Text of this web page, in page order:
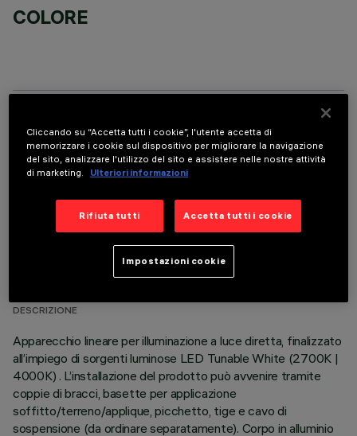
COLORE
COMPONENTI OPZIONALI
DATI TECNICI
DESCRIZIONE
Apparecchio lineare per illuminazione a luce diretta, finalizzato
all’impiego di sorgenti luminose LED Tunable White (2700K |
4000K) . L’installazione del prodotto può avvenire tramite
coppie di bracci, basette per applicazione
soffitto/terreno/applique, picchetto, tige e cavo di
sospensione (da ordinare separatamente). Corpo in alluminio
Cliccando su “Accetta tutti i cookie”, l'utente accetta di
memorizzare i cookie sul dispositivo per migliorare la navigazione
del sito, analizzare l'utilizzo del sito e assistere nelle nostre attività
di marketing.
Ulteriori informazioni
Rifiuta tutti Accetta tutti i cookie
Impostazioni cookie